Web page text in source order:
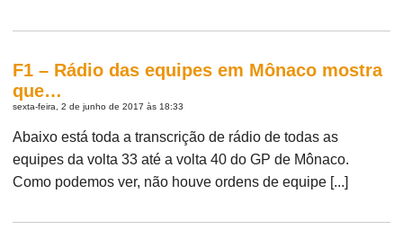
F1 – Rádio das equipes em Mônaco mostra
que…
sexta-feira, 2 de junho de 2017 às 18:33
Abaixo está toda a transcrição de rádio de todas as
equipes da volta 33 até a volta 40 do GP de Mônaco.
Como podemos ver, não houve ordens de equipe [...]